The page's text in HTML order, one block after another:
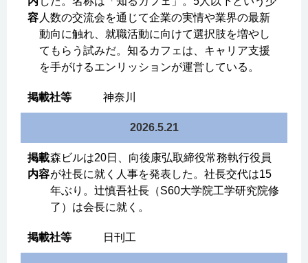
人数の交流会を通じて企業の実情や業界の最新
動向に触れ、就職活動に向けて選択肢を増やし
てもらう試みだ。知るカフェは、キャリア支援
を手がけるエンリッションが運営している。
神奈川
2026.5.21
森ビルは20日、向後康弘取締役常務執行役員
が社長に就く人事を発表した。社長交代は15
年ぶり。辻慎吾社長（S60大学院工学研究院修
了）は会長に就く。
日刊工